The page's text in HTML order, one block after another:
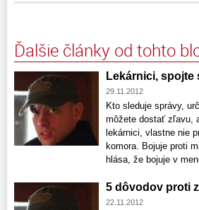
Ďalšie články od tohto
Lekárnici, spojte
29.11.2012
Kto sleduje správy,
môžete dostať zľavu,
lekárnici, vlastne nie
komora. Bojuje proti
hlása, že bojuje v
5 dôvodov proti
22.11.2012